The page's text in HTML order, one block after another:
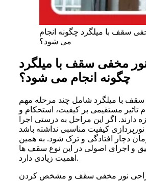
سقف با میلگرد چگونه انجام
می شود؟
مخفی سقف با میلگرد
چگونه انجام می شود؟
سقف با میلگرد شامل چند مرحله مهم
تاثیر مستقیمی بر کیفیت، استحکام و
دارند. اگر این مراحل به درستی اجرا
کیفیت مناسبی نداشته باشد
دچار افتادگی و ترک شود. به همین
و اجرای اصولی در این نوع سقف ها
اهمیت زیادی دارد.
نور مخفی سقف و مشخص کردن